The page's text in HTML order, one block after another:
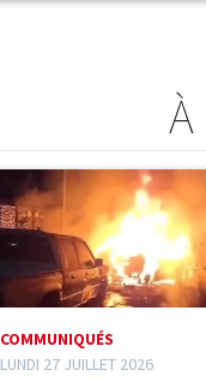
À
COMMUNIQUÉS
LUNDI 27 JUILLET 2026